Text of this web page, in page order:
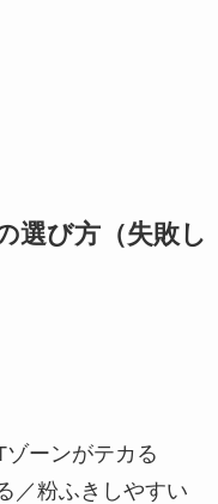
選び方（失敗し
ーンがテカる
／粉ふきしやすい